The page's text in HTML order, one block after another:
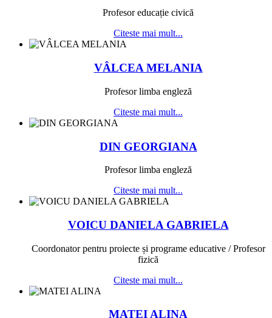
Profesor educație civică
Citeste mai mult...
VÂLCEA MELANIA
Profesor limba engleză
Citeste mai mult...
DIN GEORGIANA
Profesor limba engleză
Citeste mai mult...
VOICU DANIELA GABRIELA
Coordonator pentru proiecte și programe educative / Profesor
fizică
Citeste mai mult...
MATEI ALINA